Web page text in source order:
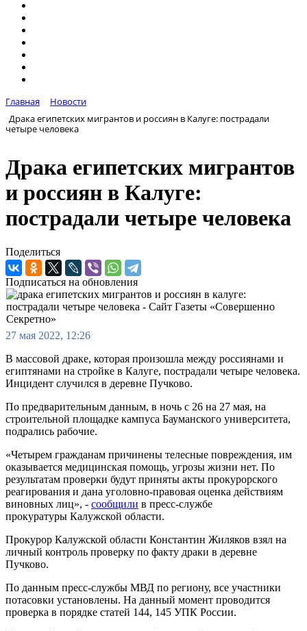
Главная
Новости
Драка египетских мигрантов и россиян в Калуге: пострадали
четыре человека
Драка египетских мигрантов
и россиян в Калуге:
пострадали четыре человека
Поделиться
Подписаться на обновления
27 мая 2022, 12:26
В массовой драке, которая произошла между россиянами и
египтянами на стройке в Калуге, пострадали четыре человека.
Инцидент случился в деревне Пучково.
По предварительным данным, в ночь с 26 на 27 мая, на
строительной площадке кампуса Бауманского университета,
подрались рабочие.
«Четырем гражданам причинены телесные повреждения, им
оказывается медицинская помощь, угрозы жизни нет. По
результатам проверки будут приняты акты прокурорского
реагирования и дана уголовно-правовая оценка действиям
виновных лиц», - сообщили в пресс-службе
прокуратуры Калужской области.
Прокурор Калужской области Константин Жиляков взял на
личный контроль проверку по факту драки в деревне
Пучково.
По данным пресс-службы МВД по региону, все участники
потасовки установлены. На данный момент проводится
проверка в порядке статей 144, 145 УПК России.